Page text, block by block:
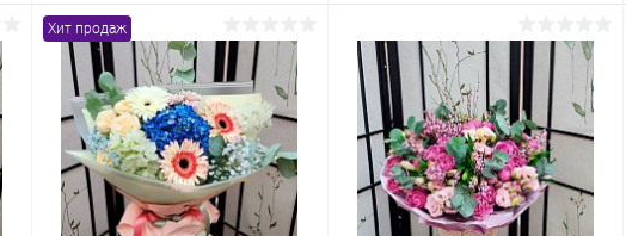
В корзину
Купить в 1 клик Сравнение
В избранное Под заказ
В корзину
Купить в 1 клик Сравнение
В избранное В наличии
Хит продаж